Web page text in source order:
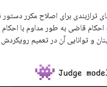
ترازبندی برای اصلاح مکرر
قاضی به طور مداوم با احکام
و توانایی آن در تعمیم